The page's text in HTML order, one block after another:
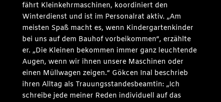
fährt Kleinkehrmaschinen, koordiniert den
Winterdienst und ist im Personalrat aktiv. „Am
meisten Spaß macht es, wenn Kindergartenkinder
bei uns auf dem Bauhof vorbeikommen“, erzählte
er. „Die Kleinen bekommen immer ganz leuchtende
Augen, wenn wir ihnen unsere Maschinen oder
einen Müllwagen zeigen.“ Gökcen Inal beschrieb
ihren Alltag als Trauungsstandesbeamtin: „Ich
schreibe jede meiner Reden individuell auf das